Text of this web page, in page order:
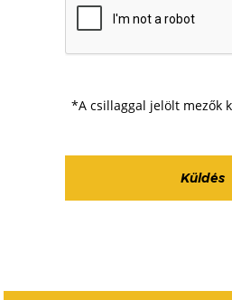
*A csillaggal jelölt mezők